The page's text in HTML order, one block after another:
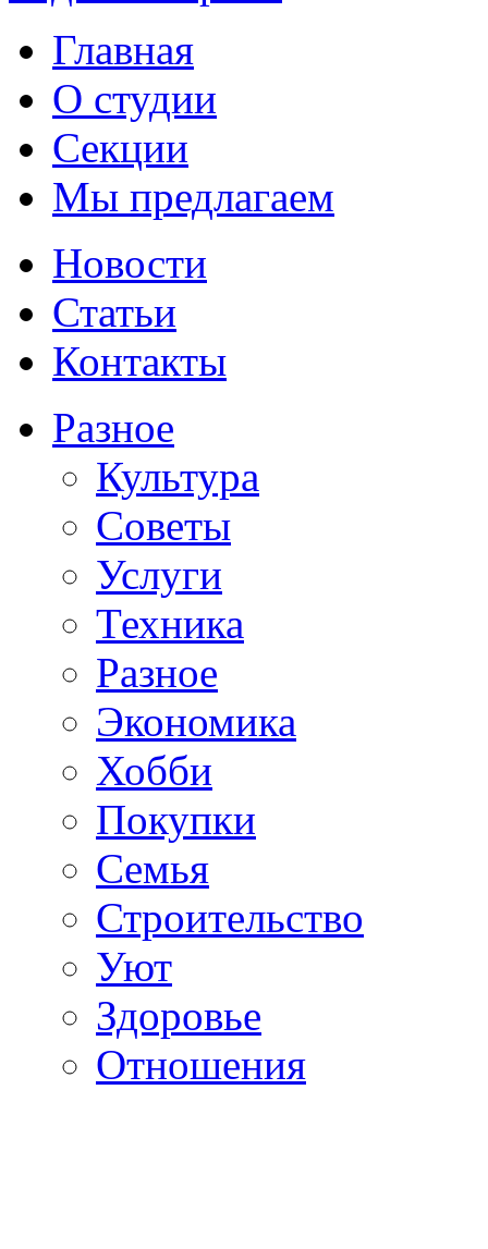
Главная
О студии
Секции
Мы предлагаем
Новости
Статьи
Контакты
Разное
Культура
Советы
Услуги
Техника
Разное
Экономика
Хобби
Покупки
Семья
Строительство
Уют
Здоровье
Отношения